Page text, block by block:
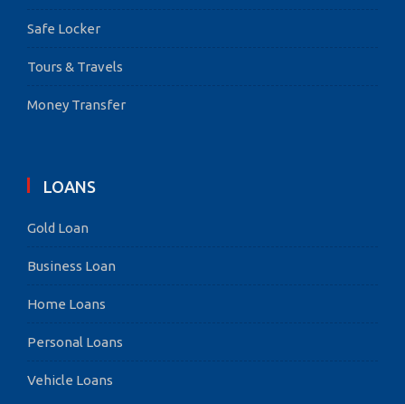
Safe Locker
Tours & Travels
Money Transfer
LOANS
Gold Loan
Business Loan
Home Loans
Personal Loans
Vehicle Loans